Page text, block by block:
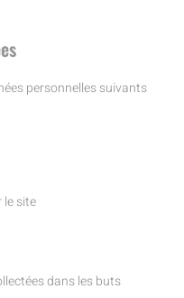
personnelles suivants
le site
dans les buts